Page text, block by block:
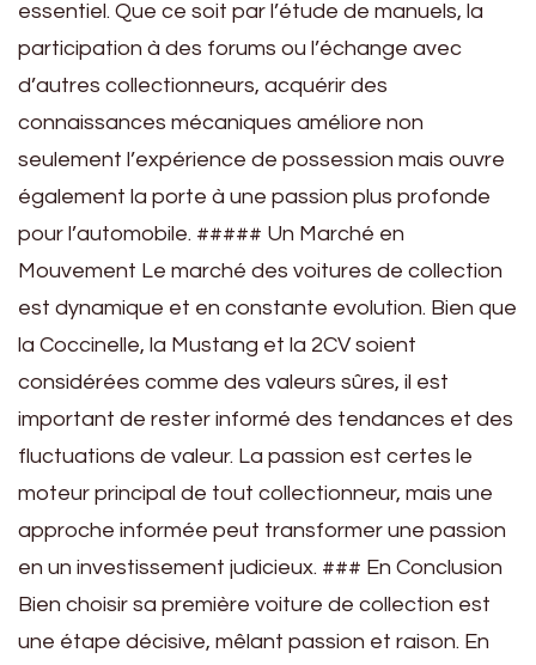
essentiel. Que ce soit par l’étude de manuels, la
participation à des forums ou l’échange avec
d’autres collectionneurs, acquérir des
connaissances mécaniques améliore non
seulement l’expérience de possession mais ouvre
également la porte à une passion plus profonde
pour l’automobile. ##### Un Marché en
Mouvement Le marché des voitures de collection
est dynamique et en constante evolution. Bien que
la Coccinelle, la Mustang et la 2CV soient
considérées comme des valeurs sûres, il est
important de rester informé des tendances et des
fluctuations de valeur. La passion est certes le
moteur principal de tout collectionneur, mais une
approche informée peut transformer une passion
en un investissement judicieux. ### En Conclusion
Bien choisir sa première voiture de collection est
une étape décisive, mêlant passion et raison. En